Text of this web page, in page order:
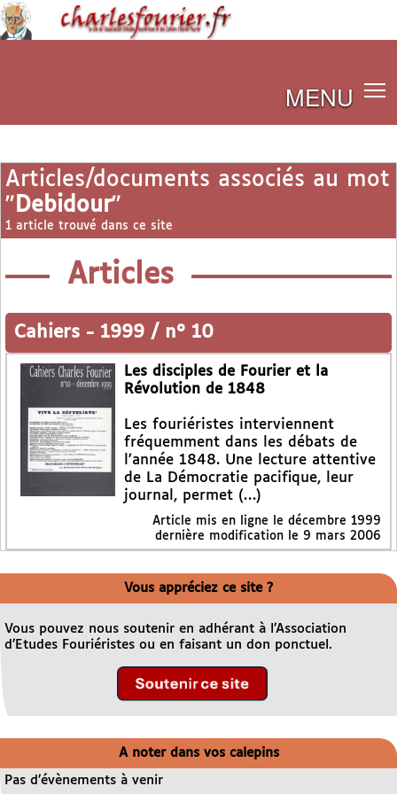
MENU
Articles/documents associés au mot
" Debidour"
1 article trouvé dans ce site
Articles
Cahiers - 1999 / n° 10
Les disciples de Fourier et la
Révolution de 1848
Les fouriéristes interviennent
fréquemment dans les débats de
l’année 1848. Une lecture attentive
de La Démocratie pacifique, leur
journal, permet (…)
Article mis en ligne le décembre 1999
dernière modification le 9 mars 2006
Vous appréciez ce site ?
Vous pouvez nous soutenir en adhérant à l’Association
d’Etudes Fouriéristes ou en faisant un don ponctuel.
A noter dans vos calepins
Pas d’évènements à venir